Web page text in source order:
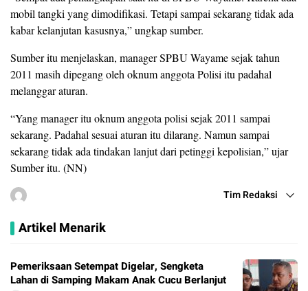
mobil tangki yang dimodifikasi. Tetapi sampai sekarang tidak ada
kabar kelanjutan kasusnya,” ungkap sumber.
Sumber itu menjelaskan, manager SPBU Wayame sejak tahun
2011 masih dipegang oleh oknum anggota Polisi itu padahal
melanggar aturan.
“Yang manager itu oknum anggota polisi sejak 2011 sampai
sekarang. Padahal sesuai aturan itu dilarang. Namun sampai
sekarang tidak ada tindakan lanjut dari petinggi kepolisian,” ujar
Sumber itu. (NN)
Tim Redaksi
Artikel Menarik
Pemeriksaan Setempat Digelar, Sengketa
Lahan di Samping Makam Anak Cucu Berlanjut